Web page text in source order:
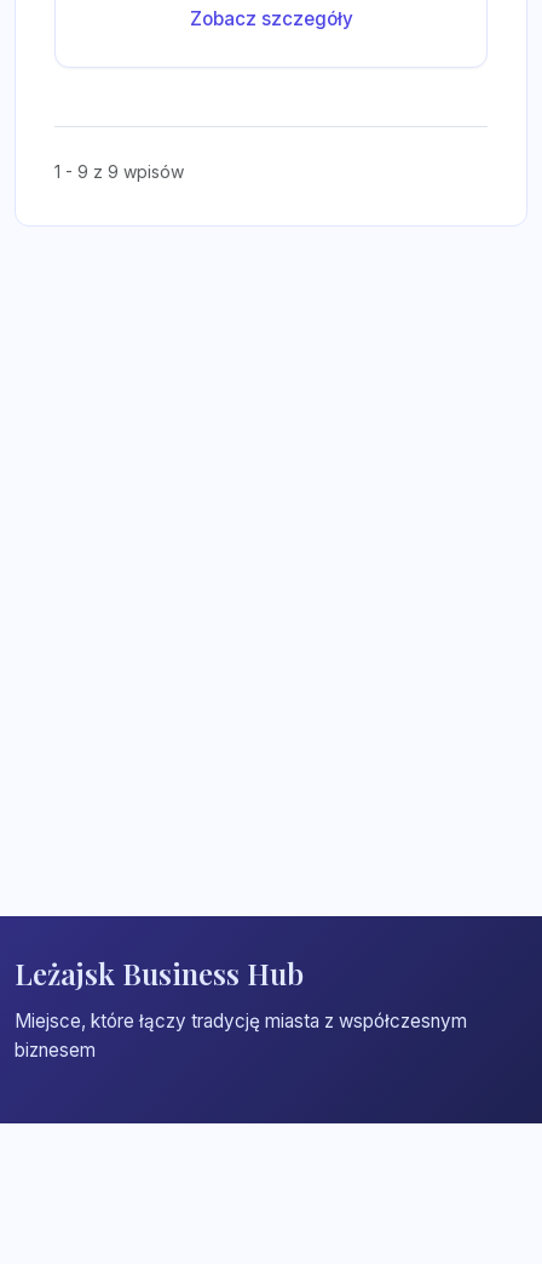
Zobacz szczegóły
1 - 9 z 9 wpisów
Leżajsk Business Hub
Miejsce, które łączy tradycję miasta z współczesnym
biznesem